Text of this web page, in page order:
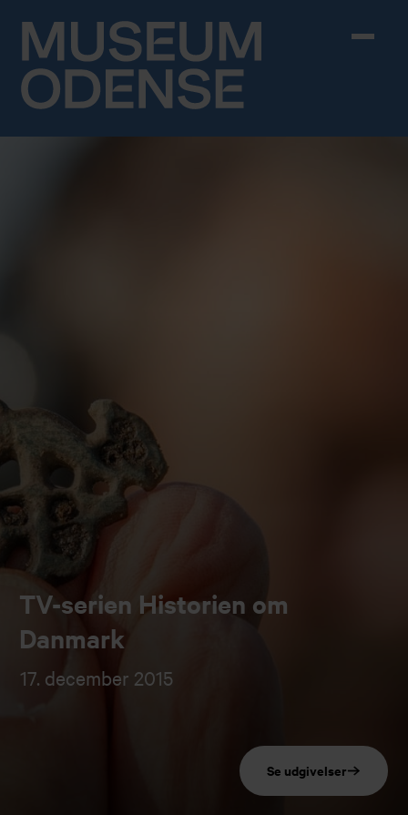
TV-serien Historien om
Danmark
17. december 2015
Se udgivelser